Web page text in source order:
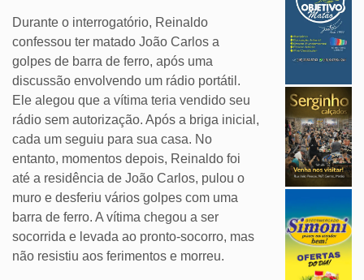
Durante o interrogatório, Reinaldo
confessou ter matado João Carlos a
golpes de barra de ferro, após uma
discussão envolvendo um rádio portátil.
Ele alegou que a vítima teria vendido seu
rádio sem autorização. Após a briga inicial,
cada um seguiu para sua casa. No
entanto, momentos depois, Reinaldo foi
até a residência de João Carlos, pulou o
muro e desferiu vários golpes com uma
barra de ferro. A vítima chegou a ser
socorrida e levada ao pronto-socorro, mas
não resistiu aos ferimentos e morreu.